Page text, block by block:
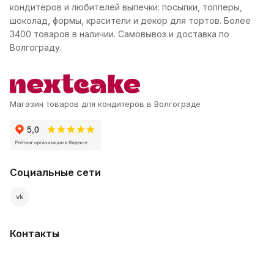
кондитеров и любителей выпечки: посыпки, топперы,
шоколад, формы, красители и декор для тортов. Более
3400 товаров в наличии. Самовывоз и доставка по
Волгограду.
Магазин товаров для кондитеров в Волгограде
Социальные сети
vk
Контакты